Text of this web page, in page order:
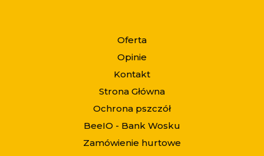
Oferta
Opinie
Kontakt
Strona Główna
Ochrona pszczół
BeeIO - Bank Wosku
Zamówienie hurtowe